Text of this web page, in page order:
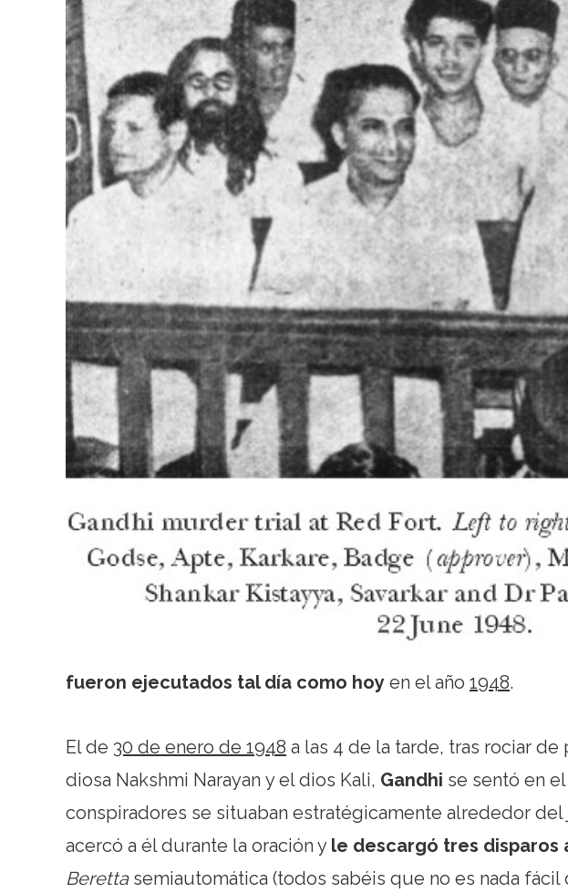
fueron ejecutados tal día como hoy en el año 1948.
El de 30 de enero de 1948 a las 4 de la tarde, tras rociar
diosa Nakshmi Narayan y el dios Kali, Gandhi se sentó en
conspiradores se situaban estratégicamente alrededor del
acercó a él durante la oración y le descargó tres disparos
Beretta semiautomática (todos sabéis que no es nada fácil